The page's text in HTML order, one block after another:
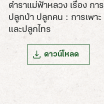
ตำราแม่ฟ้าหลวง เรื่อง การ
ปลูกป่า ปลูกคน : การเพาะ
และปลูกไทร
ดาวน์โหลด